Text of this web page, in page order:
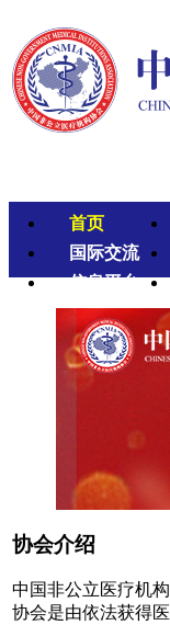
首页
国际交流
信息平台
协会介绍
中国非公立医疗机构
协会是由依法获得医